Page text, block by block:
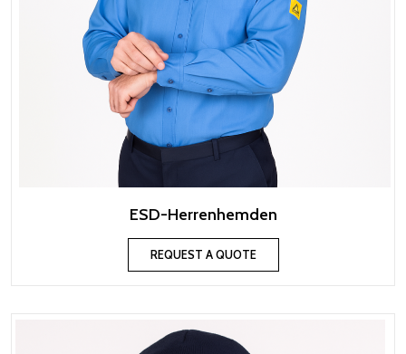
ESD-Herrenhemden
REQUEST A QUOTE